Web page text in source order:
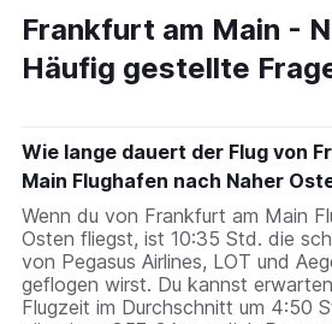
Frankfurt am Main -
Häufig gestellte
Wie lange dauert der Flug von
Main Flughafen nach Naher
Wenn du von Frankfurt am Main
Osten fliegst, ist 10:35 Std. die
von Pegasus Airlines, LOT und
geflogen wirst. Du kannst
Flugzeit im Durchschnitt um 4:50